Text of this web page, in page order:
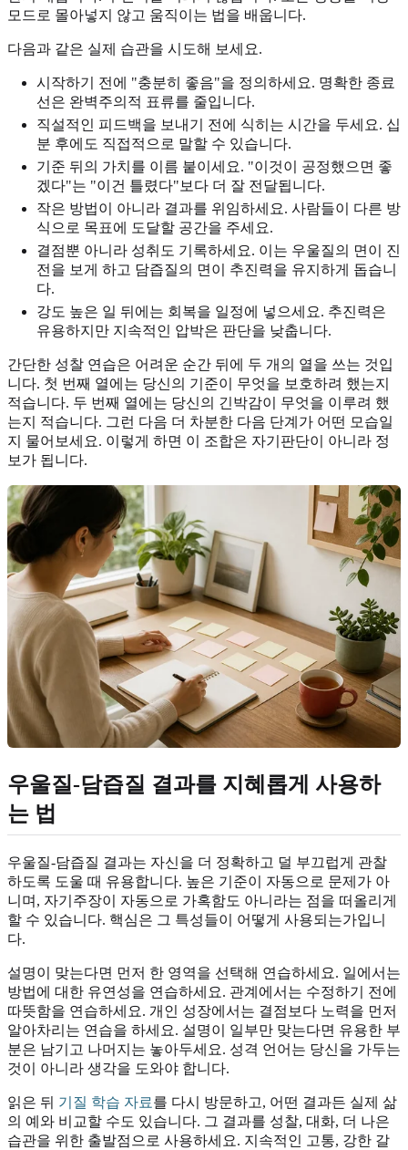
모드로 몰아넣지 않고 움직이는 법을 배웁니다.
다음과 같은 실제 습관을 시도해 보세요.
시작하기 전에 "충분히 좋음"을 정의하세요. 명확한 종료
선은 완벽주의적 표류를 줄입니다.
직설적인 피드백을 보내기 전에 식히는 시간을 두세요. 십
분 후에도 직접적으로 말할 수 있습니다.
기준 뒤의 가치를 이름 붙이세요. "이것이 공정했으면 좋
겠다"는 "이건 틀렸다"보다 더 잘 전달됩니다.
작은 방법이 아니라 결과를 위임하세요. 사람들이 다른 방
식으로 목표에 도달할 공간을 주세요.
결점뿐 아니라 성취도 기록하세요. 이는 우울질의 면이 진
전을 보게 하고 담즙질의 면이 추진력을 유지하게 돕습니
다.
강도 높은 일 뒤에는 회복을 일정에 넣으세요. 추진력은
유용하지만 지속적인 압박은 판단을 낮춥니다.
간단한 성찰 연습은 어려운 순간 뒤에 두 개의 열을 쓰는 것입
니다. 첫 번째 열에는 당신의 기준이 무엇을 보호하려 했는지
적습니다. 두 번째 열에는 당신의 긴박감이 무엇을 이루려 했
는지 적습니다. 그런 다음 더 차분한 다음 단계가 어떤 모습일
지 물어보세요. 이렇게 하면 이 조합은 자기판단이 아니라 정
보가 됩니다.
우울질-담즙질 결과를 지혜롭게 사용하
는 법
우울질-담즙질 결과는 자신을 더 정확하고 덜 부끄럽게 관찰
하도록 도울 때 유용합니다. 높은 기준이 자동으로 문제가 아
니며, 자기주장이 자동으로 가혹함도 아니라는 점을 떠올리게
할 수 있습니다. 핵심은 그 특성들이 어떻게 사용되는가입니
다.
설명이 맞는다면 먼저 한 영역을 선택해 연습하세요. 일에서는
방법에 대한 유연성을 연습하세요. 관계에서는 수정하기 전에
따뜻함을 연습하세요. 개인 성장에서는 결점보다 노력을 먼저
알아차리는 연습을 하세요. 설명이 일부만 맞는다면 유용한 부
분은 남기고 나머지는 놓아두세요. 성격 언어는 당신을 가두는
것이 아니라 생각을 도와야 합니다.
읽은 뒤 기질 학습 자료를 다시 방문하고, 어떤 결과든 실제 삶
의 예와 비교할 수도 있습니다. 그 결과를 성찰, 대화, 더 나은
습관을 위한 출발점으로 사용하세요. 지속적인 고통, 강한 갈